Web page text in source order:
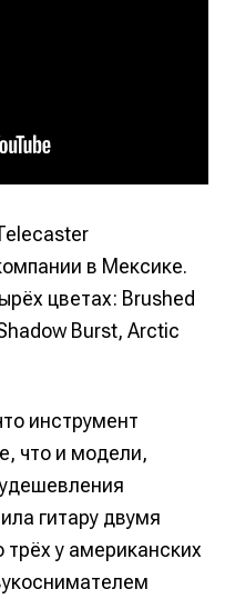
в Мексике.
цветах: Brushed
Burst, Arctic
инструмент
что и модели,
гитару двумя
у американских